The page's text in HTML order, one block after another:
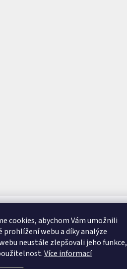
cookies, abychom Vám umožnili
prohlížení webu a díky analýze
neustále zlepšovali jeho funkce,
Více informací